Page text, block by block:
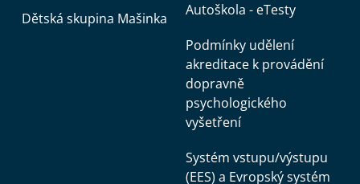
Dětská skupina Mašinka
Autoškola - eTesty
Podmínky udělení
akreditace k provádění
dopravně
psychologického
vyšetření
Systém vstupu/výstupu
(EES) a Evropský systém